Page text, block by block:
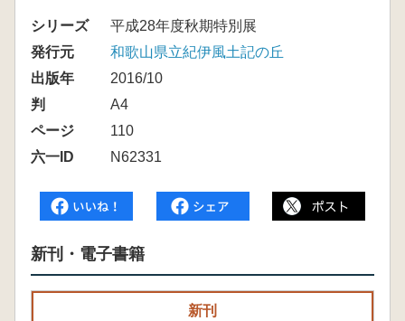
シリーズ
平成28年度秋期特別展
発行元
和歌山県立紀伊風土記の丘
出版年
2016/10
判
A4
ページ
110
六一ID
N62331
新刊・電子書籍
新刊